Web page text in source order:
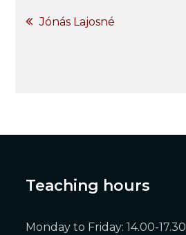
Post
Jónás Lajosné
Teaching hours
Monday to Friday: 14.00-17.30